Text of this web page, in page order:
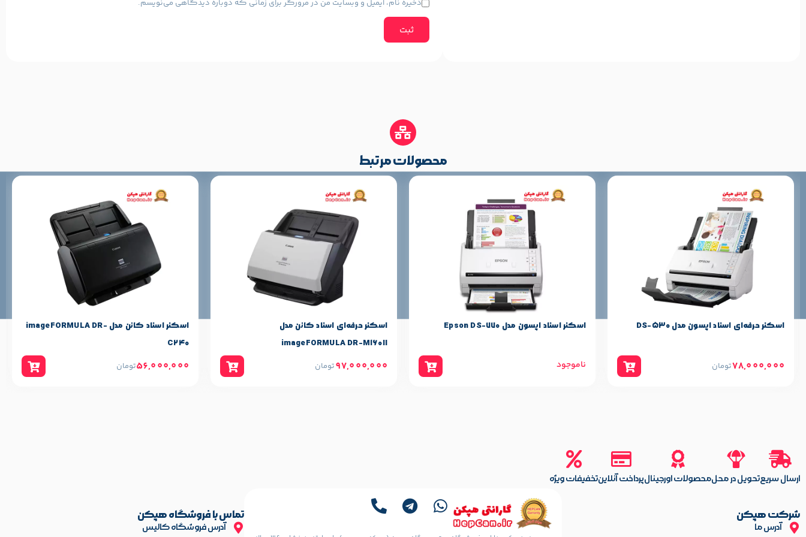
فروشگاه شرکت هپکن انواع اسکنر های فلت ، فلت فیدردار ، پرسرعت بایگانی را در انواع برندهای موجود دربازار با ارائه گارانتی هجده ماهه به فروش میرساند، جهت مشاوره قبل از خرید و راهنمایی به طور رایگان در
زمینه انتخاب اسکنر با توجه به نیازها و بودجه مورد نظرتان با شماره فروشگاه تماس بگیرید.
درگاه های ارتباطی
قابلیت OCR
قابلیت اسکن دو رو
ذخیره نام، ایمیل و وبسایت من در مرورگر برای زمانی که دوباره دیدگاهی می‌نویسم.
محصولات مرتبط
اسکنر حرفه‌ای اسناد اپسون مدل DS-530
78,000,000تومان
اسکنر اسناد اپسون مدل Epson DS-770
ناموجود
اسکنر حرفه‌‌ای اسناد کانن مدل
imageFORMULA DR-M160II
97,000,000تومان
اسکنر اسناد کانن مدل imageFORMULA DR-
C240
56,000,000تومان
ارسال سریعتحویل در محلمحصولات اورجینالپرداخت آنلاینتخفیفات ویژه
شرکت هپکن
آدرس ما
تماس با فروشگاه هپکن
آدرس فروشگاه کالیس